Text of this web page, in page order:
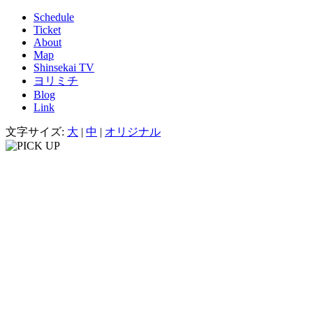
Schedule
Ticket
About
Map
Shinsekai TV
ヨリミチ
Blog
Link
文字サイズ: 大 | 中 | オリジナル